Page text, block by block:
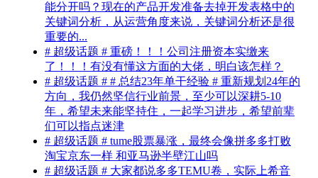
能分开吗？现在的产品开发准备去掉开发表格中的
关键词分析，从运营角度来说，关键词分析还是很
重要的...
# 超级话题 # 重磅！！！公司注册资本实缴来
了！！！有没有懂这方面的大佬，明白该怎样？
# 超级话题 # # 总结23年单干经验 # 重新规划24年的
方向，我仍然坚信行业前景，至少可以深耕5-10
年，希望未来能坚持住，一起学习进步，希望前辈
们可以指点迷津
# 超级话题 # tume股票暴涨，最终会像拼多多打败
淘宝京东一样 和亚马逊半壁江山吗
# 超级话题 # 大家都说多多TEMU卷，实际上希音